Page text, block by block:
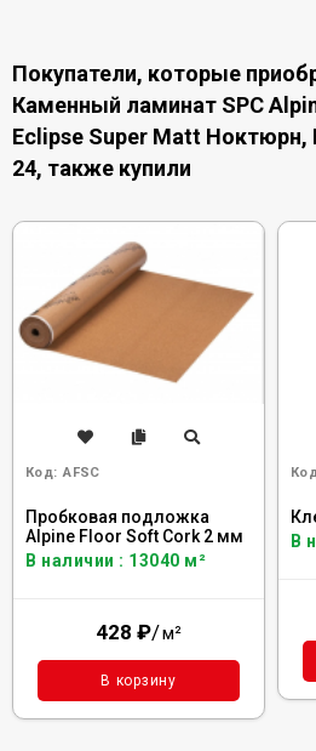
Покупатели, которые
Каменный ламинат SPC
Eclipse Super Matt Ноктюрн,
24, также купили
Код: AFSC
Пробковая подложка
Alpine Floor Soft Cork 2 мм
В наличии : 13040 м²
428 ₽/м²
В корзину
В